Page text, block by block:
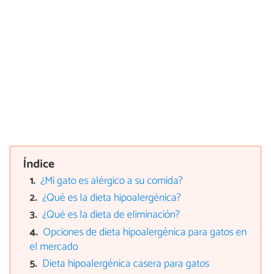
Índice
¿Mi gato es alérgico a su comida?
¿Qué es la dieta hipoalergénica?
¿Qué es la dieta de eliminación?
Opciones de dieta hipoalergénica para gatos en
el mercado
Dieta hipoalergénica casera para gatos